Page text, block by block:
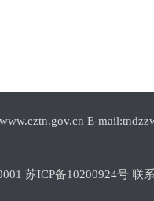
E-
苏ICP备10200924号 联